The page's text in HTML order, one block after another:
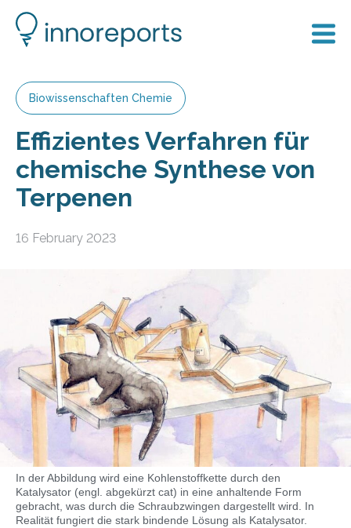
Biowissenschaften Chemie
Effizientes Verfahren für
chemische Synthese von
Terpenen
16 February 2023
In der Abbildung wird eine Kohlenstoffkette durch den
Katalysator (engl. abgekürzt cat) in eine anhaltende Form
gebracht, was durch die Schraubzwingen dargestellt wird. In
Realität fungiert die stark bindende Lösung als Katalysator.